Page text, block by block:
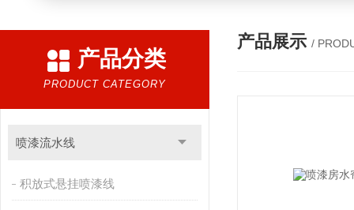
产品分类
PRODUCT CATEGORY
喷漆流水线
积放式悬挂喷漆线
产品展示 /